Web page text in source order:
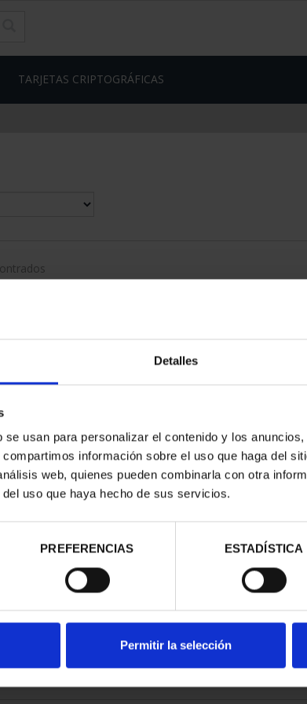
Detalles
usan para personalizar el contenido y los
información sobre el uso que haga del
web, quienes pueden combinarla con otra
uso que haya hecho de sus servicios.
PREFERENCIAS ESTADÍSTICA
Permitir la selección
TARJETAS CRIPTOGRÁFICAS
III -
DE CO...